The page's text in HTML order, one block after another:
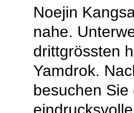
Noejin
nahe.
drittgrössten
Yamdrok.
besuchen